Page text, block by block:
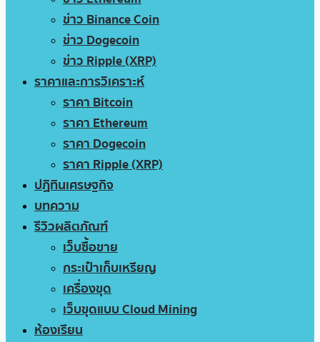
ข่าว Binance Coin
ข่าว Dogecoin
ข่าว Ripple (XRP)
ราคาและการวิเคราะห์
ราคา Bitcoin
ราคา Ethereum
ราคา Dogecoin
ราคา Ripple (XRP)
ปฏิทินเศรษฐกิจ
บทความ
รีวิวผลิตภัณฑ์
เว็บซื้อขาย
กระเป๋าเก็บเหรียญ
เครื่องขุด
เว็บขุดแบบ Cloud Mining
ห้องเรียน